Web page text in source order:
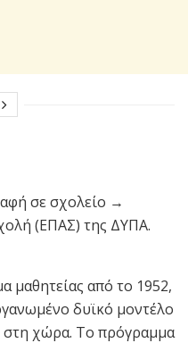
σε σχολείο →
(ΕΠΑΣ) της ΔΥΠΑ.
μαθητείας από το 1952,
δυϊκό μοντέλο
στη χώρα. Το πρόγραμμα